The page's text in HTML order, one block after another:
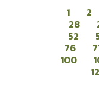
1 2
28
52
76
100